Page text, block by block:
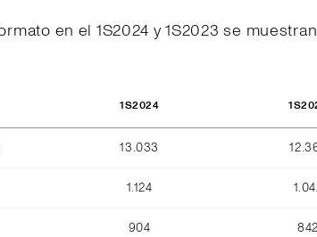
en el 1S2024 y 1S2023 se
1S2024
13.033
1.124
904 842